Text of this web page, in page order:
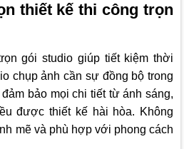
thiết kế thi công trọn
gói studio giúp tiết kiệm thời
chụp ảnh cần sự đồng bộ trong
bảo mọi chi tiết từ ánh sáng,
được thiết kế hài hòa. Không
mẽ và phù hợp với phong cách